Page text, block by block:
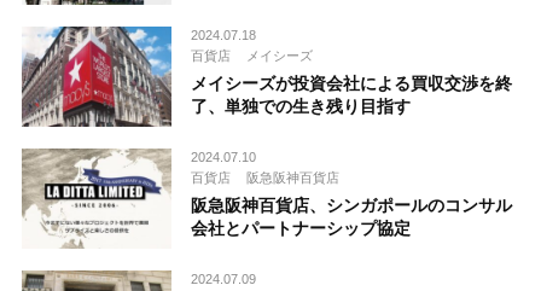
2024.07.18
百貨店
メイシーズ
メイシーズが投資会社による買収交渉を終
了、単独での生き残り目指す
2024.07.10
百貨店
阪急阪神百貨店
阪急阪神百貨店、シンガポールのコンサル
会社とパートナーシップ協定
2024.07.09